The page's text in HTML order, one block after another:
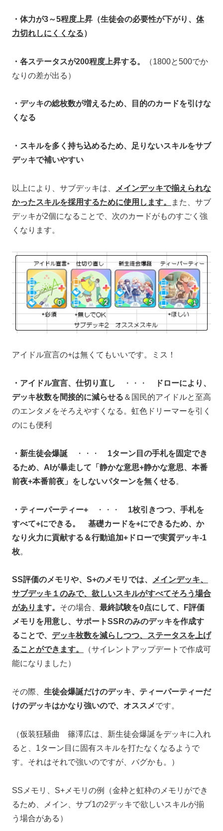
・体力が3～5程度上昇（生徒会の必要性が下がり、 体
力切れしにくくなる）
・各ステータスが200程度上昇する。
（1800と500でか
なりの差が出る）
・デッキの総枚数が増えるため、目的のカードを引けな
くなる
・スキルを多く持ち込めるため、足りないスキルをサブ
デッキで補いやすい
以上により、サブデッキは、
メインデッキで揃えられな
かったスキルを採用するために使用します。
また、サブ
デッキが2個になることで、次のカードがものすごく強
くなります。
アイドル宣言の+は無くてもいいです。ミス！
・アイドル宣言、仕切り直し ・・・
ドローにより、
デッキ枚数を間接的に減らせる ＆国民的アイドルと至高
のエンタメをそろえやすくなる。虹色ドリーマーを引く
のにも便利
・新生徒会爆誕 ・・・ 1ターン目の手札を固定でき
るため、AIが暴走して「静かな意思+静かな意思、本番
前夜+本番前夜」をしないパターンを無くせる。
・ティーパーティー+ ・・・ 1枚引きつつ、手札を
すべて+にできる。 基礎カードを+にできるため、か
なり火力に貢献する＆行動追加+ドローで実質デッキ-1
枚。
SS評価のメモリや、S+のメモリでは、
メインデッキ、
サブデッキ１のみで、欲しいスキルがすべてそろう場合
があります。 その場合、 最終試験を0点にして、F評価
メモリを用意し、サポートSSRのみのデッキを作成す
ることで、 デッキ枚数を減らしつつ、ステータスを上げ
ることができます。
（サイレントアップデートで作成可
能になりました）
その際、 生徒会爆誕だけのデッキ、ティーパーティーだ
けのデッキはかなり強いので、オススメです。
（仮装狂騒曲 篠澤広は、新生徒会爆誕をデッキに入れ
ると、1ターン目に固有スキルを打たなくなるようで
す。それはそれで強いのですが、バグかも。）
SSメモリ、S+メモリの例（金枠と虹枠のメモリができ
るため、メイン、サブ1の2デッキで欲しいスキルが揃
う場合がある）